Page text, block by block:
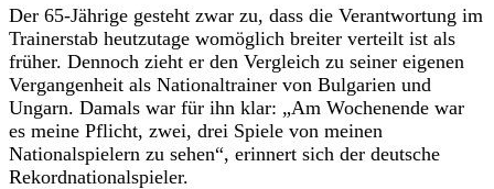
Der 65-Jährige gesteht zwar zu, dass die Verantwortung im
Trainerstab heutzutage womöglich breiter verteilt ist als
früher. Dennoch zieht er den Vergleich zu seiner eigenen
Vergangenheit als Nationaltrainer von Bulgarien und
Ungarn. Damals war für ihn klar: „Am Wochenende war
es meine Pflicht, zwei, drei Spiele von meinen
Nationalspielern zu sehen“, erinnert sich der deutsche
Rekordnationalspieler.